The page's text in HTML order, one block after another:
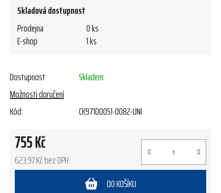
Skladová dostupnost
Prodejna
0 ks
E-shop
1 ks
Dostupnost
Skladem
Možnosti doručení
Kód:
CK971D0051-0082-UNI
755 Kč
623,97 Kč bez DPH
DO KOŠÍKU